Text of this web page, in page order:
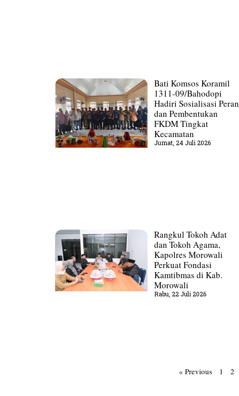
Bati Komsos Koramil
1311-09/Bahodopi
Hadiri Sosialisasi Peran
dan Pembentukan
FKDM Tingkat
Kecamatan
Jumat, 24 Juli 2026
Rangkul Tokoh Adat
dan Tokoh Agama,
Kapolres Morowali
Perkuat Fondasi
Kamtibmas di Kab.
Morowali
Rabu, 22 Juli 2026
« Previous 1 2